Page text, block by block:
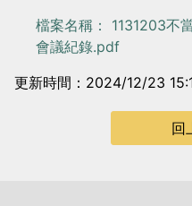
檔案名稱： 1131203不
會議紀錄.pdf
更新時間：2024/12/23
回